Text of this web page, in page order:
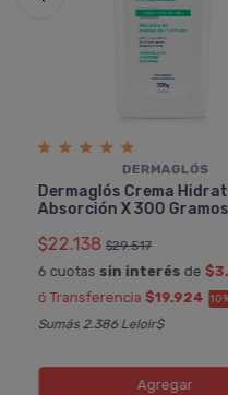
DERMAGLÓS
Dermaglós Crema
Absorción X 300 Gramos
$22.138 $29.517
6 cuotas sin interés de
ó Transferencia $19.924
Sumás 2.386 Leloir$
Agregar